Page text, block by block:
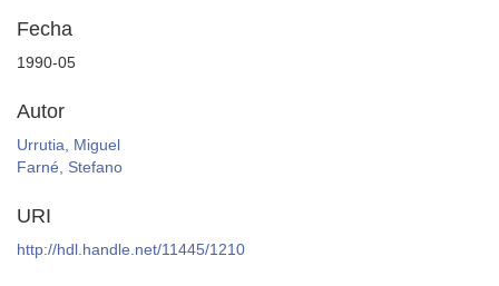
Fecha
1990-05
Autor
Urrutia, Miguel
Farné, Stefano
URI
http://hdl.handle.net/11445/1210